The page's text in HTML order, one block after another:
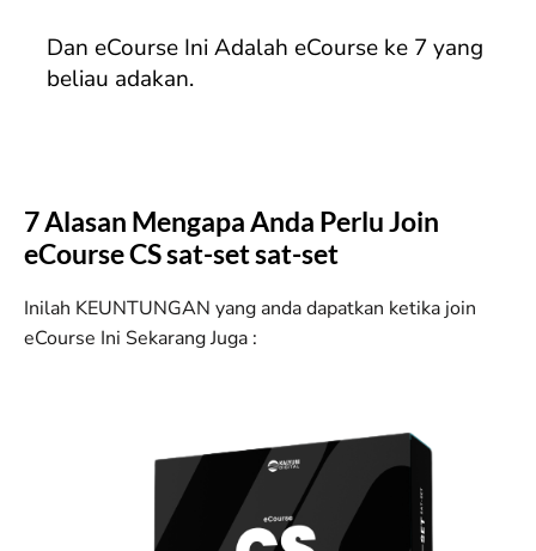
Dan eCourse Ini Adalah eCourse ke 7 yang
beliau adakan.
7 Alasan Mengapa Anda Perlu Join
eCourse CS sat-set sat-set
Inilah KEUNTUNGAN yang anda dapatkan ketika join
eCourse Ini Sekarang Juga :